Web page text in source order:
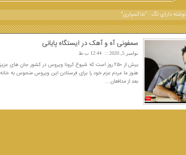
نوشته دارای تگ : "خاکسپاری"
سمفونی آه و آهک در ایستگاه پایانی
نوامبر 5, 2020 12:44 ب.ظ
بیش از ۲۵۰ روز است که شیوع کرونا ویروس در کشور جان های
هنوز ما مردم عزم خود را برای فرستادن این ویروس منحوس به خانه
بعد از مدافعان ...